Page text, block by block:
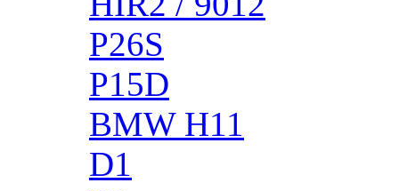
P26S
P15D
BMW H11
D1